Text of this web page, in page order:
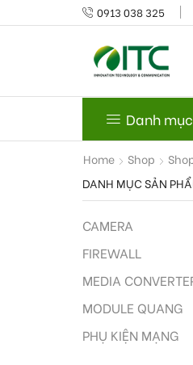
0913 038 325
Danh
Home Shop
DANH MỤC SẢN
CAMERA
FIREWALL
MEDIA
MODULE QUANG
PHỤ KIỆN MẠNG